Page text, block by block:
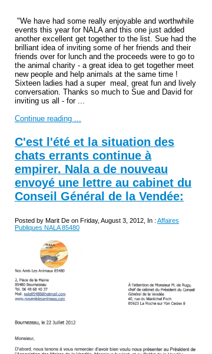
"We have had some really enjoyable and worthwhile
events this year for NALA and this one just added
another excellent get together to the list. Sue had the
brilliant idea of inviting some of her friends and their
friends over for lunch and the proceeds were to go to
the animal charity - a great idea to get together meet
new people and help animals at the same time !
Sixteen ladies had a super meal, great fun and lively
conversation. Thanks so much to Sue and David for
inviting us all - for ...
Continue reading ...
C'est l'été et la situation des
chats errants continue à
empirer. Nala a de nouveau
envoyé une lettre au cabinet du
Conseil Général de la Vendée:
Posted by Marit De on Friday, August 3, 2012, In : Affaires
Publiques NALA 85480